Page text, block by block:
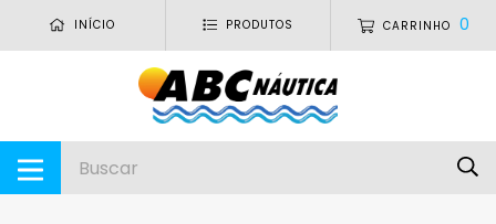
INÍCIO PRODUTOS CARRINHO 0